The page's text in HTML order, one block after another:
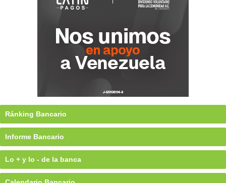
Ránking Bancario
Informe Bancario
Lo + y lo - de la banca